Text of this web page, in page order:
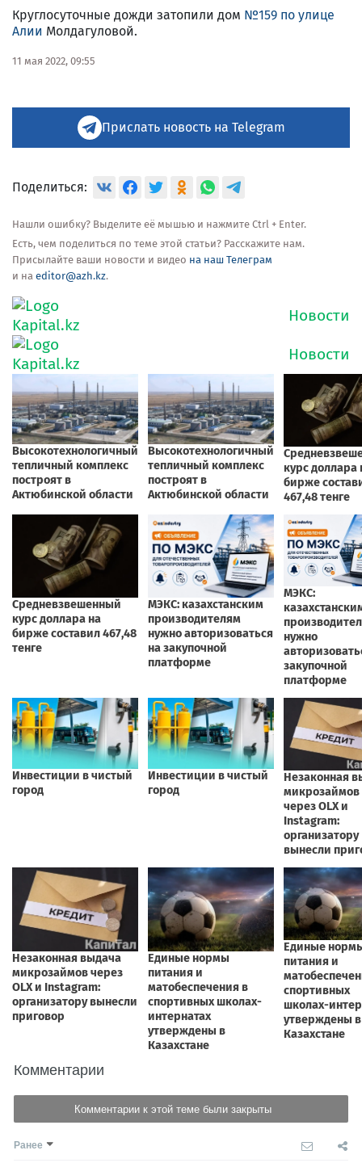
Круглосуточные дожди затопили дом №159 по улице
Алии Молдагуловой.
11 мая 2022, 09:55
Прислать новость на Telegram
Поделиться:
Нашли ошибку? Выделите её мышью и нажмите Ctrl + Enter.
Есть, чем поделиться по теме этой статьи? Расскажите нам.
Присылайте ваши новости и видео на наш Телеграм
и на editor@azh.kz.
Комментарии
Комментарии к этой теме были закрыты
Ранее